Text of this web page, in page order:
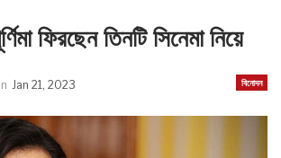
ফিরছেন তিনটি সিনেমা নিয়ে
বিনোদন
Jan 21, 2023